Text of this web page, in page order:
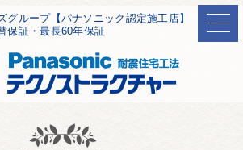
グループ【パナソニック認定施工店】
保証・最長60年保証